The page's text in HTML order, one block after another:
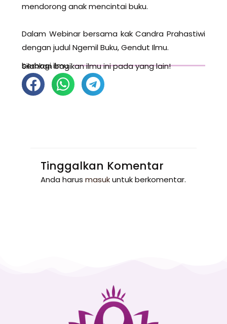
mendorong anak mencintai buku.
Dalam Webinar bersama kak Candra Prahastiwi
dengan judul Ngemil Buku, Gendut Ilmu.
berbagi ilmu
Silahkan bagikan ilmu ini pada yang lain!
Tinggalkan Komentar
Anda harus masukuntuk berkomentar.